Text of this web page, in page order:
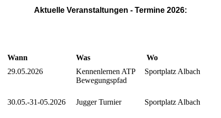
Aktuelle Veranstaltungen - Termine 2026:
Wann Was
Wo
29.05.2026
Kennenlernen ATP
Bewegungspfad
Sportplatz Albach
30.05.-31-05.2026 Jugger Turnier Sportplatz Albach